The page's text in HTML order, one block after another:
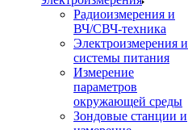
Радиоизмерения и
ВЧ/СВЧ-техника
Электроизмерения и
системы питания
Измерение
параметров
окружающей среды
Зондовые станции и